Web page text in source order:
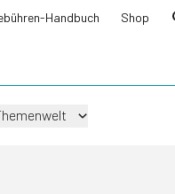
Handbuch Shop